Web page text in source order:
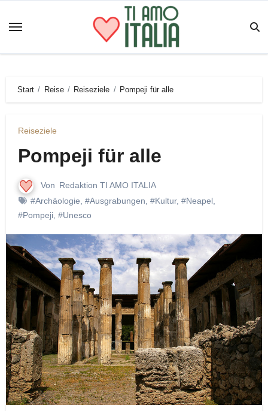
Inhalt
Start Reise Reiseziele Pompeji für alle
Reiseziele
Pompeji für alle
Von Redaktion TI AMO ITALIA
#Archäologie #Ausgrabungen #Kultur, #Neapel,
#Pompeji, #Unesco